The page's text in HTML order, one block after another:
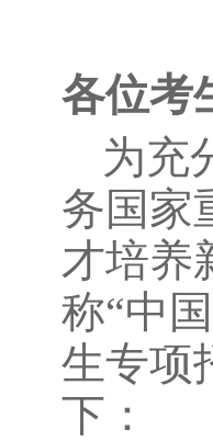
各位考
为充
务国家
才培养
称“中
生专项
下：